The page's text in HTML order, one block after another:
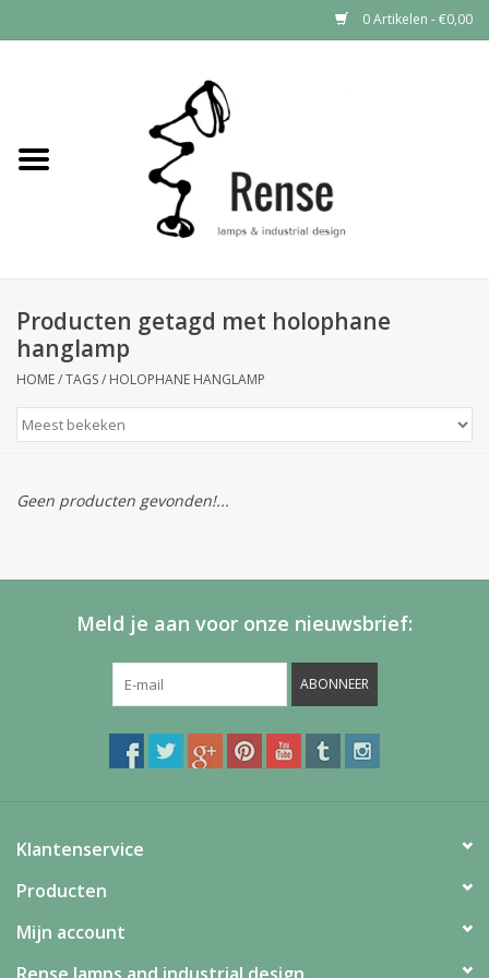
0 Artikelen - €0,00
Industrial lamps
Producten getagd met holophane
hanglamp
HOME/TAGS/ HOLOPHANE HANGLAMP
Geen producten gevonden!...
Meld je aan voor onze nieuwsbrief:
ABONNEER
Klantenservice
Producten
Mijn account